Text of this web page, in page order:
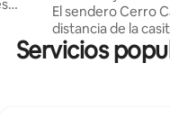
El sendero Cerro
distancia de la casita. Techos
aislamiento alto y
para mayor comodidad.
Servicios